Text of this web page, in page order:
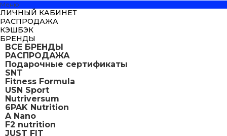
Меню
ЛИЧНЫЙ КАБИНЕТ
РАСПРОДАЖА
КЭШБЭК
БРЕНДЫ
ВСЕ БРЕНДЫ
РАСПРОДАЖА
Подарочные сертификаты
SNT
Fitness Formula
USN Sport
Nutriversum
6PAK Nutrition
A Nano
F2 nutrition
JUST FIT